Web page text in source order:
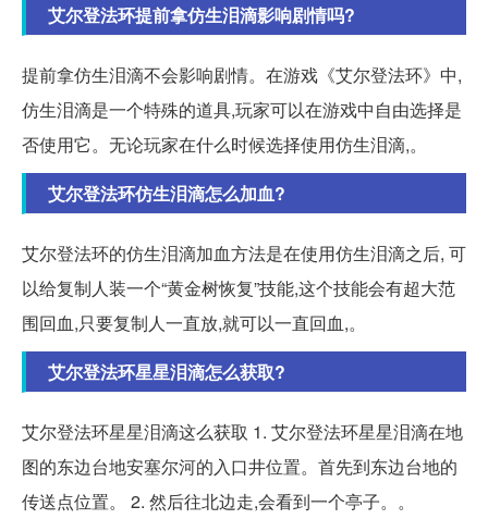
艾尔登法环提前拿仿生泪滴影响剧情吗?
提前拿仿生泪滴不会影响剧情。在游戏《艾尔登法环》中,
仿生泪滴是一个特殊的道具,玩家可以在游戏中自由选择是
否使用它。无论玩家在什么时候选择使用仿生泪滴,。
艾尔登法环仿生泪滴怎么加血?
艾尔登法环的仿生泪滴加血方法是在使用仿生泪滴之后, 可
以给复制人装一个“黄金树恢复”技能,这个技能会有超大范
围回血,只要复制人一直放,就可以一直回血,。
艾尔登法环星星泪滴怎么获取?
艾尔登法环星星泪滴这么获取 1. 艾尔登法环星星泪滴在地
图的东边台地安塞尔河的入口井位置。首先到东边台地的
传送点位置。 2. 然后往北边走,会看到一个亭子。。